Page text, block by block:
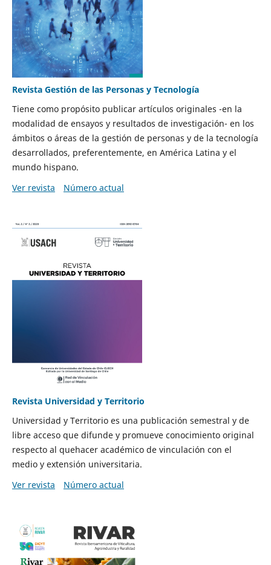
Revista Gestión de las Personas y Tecnología
Tiene como propósito publicar artículos originales -en la
modalidad de ensayos y resultados de investigación- en los
ámbitos o áreas de la gestión de personas y de la tecnología
desarrollados, preferentemente, en América Latina y el
mundo hispano.
Ver revista
Número actual
Revista Universidad y Territorio
Universidad y Territorio es una publicación semestral y de
libre acceso que difunde y promueve conocimiento original
respecto al quehacer académico de vinculación con el
medio y extensión universitaria.
Ver revista
Número actual